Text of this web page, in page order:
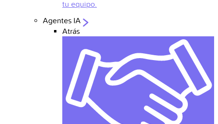
tu equipo.
Agentes IA
Atrás